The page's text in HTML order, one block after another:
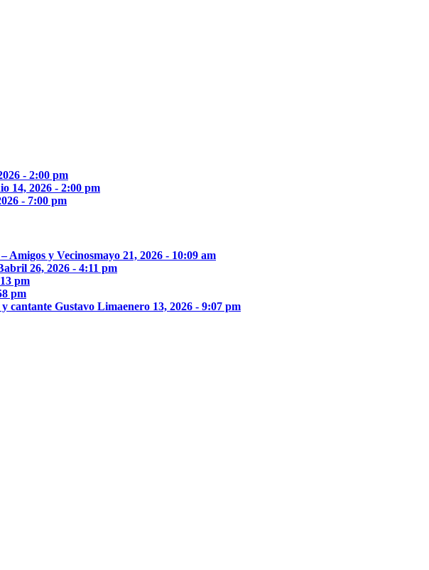
- 2:00 pm
14, 2026 - 2:00 pm
- 7:00 pm
Amigos y Vecinosmayo 21, 2026 - 10:09 am
abril 26, 2026 - 4:11 pm
pm
pm
y cantante Gustavo Limaenero 13, 2026 - 9:07 pm